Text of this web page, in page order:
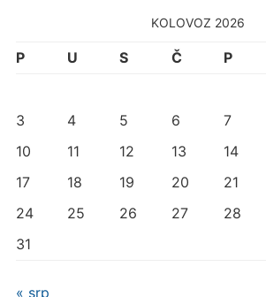
KOLOVOZ 2026
P U S Č P
3
4 5 6 7
10
11 12 13 14
17
18 19 20 21
24
25 26 27 28
31
« srp